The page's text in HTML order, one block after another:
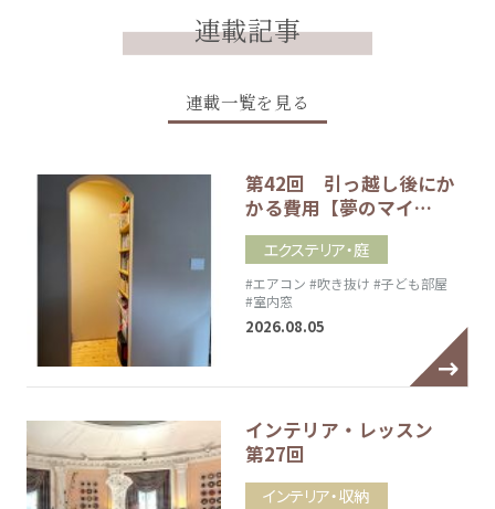
連載記事
連載一覧を見る
第42回 引っ越し後にか
かる費用【夢のマイ…
エクステリア・庭
#エアコン #吹き抜け #子ども部屋
#室内窓
2026.08.05
インテリア・レッスン
第27回
インテリア・収納